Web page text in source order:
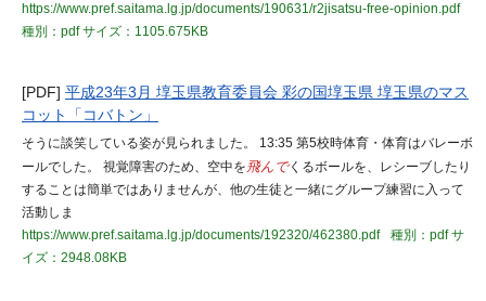
https://www.pref.saitama.lg.jp/documents/190631/r2jisatsu-free-opinion.pdf
種別：pdfサイズ：1105.675KB
[PDF] 平成23年3月 埻玉県教育委員会 彩の国埻玉県 埻玉県のマス
コット「コバトン」
そうに談笑している姿が見られました。 13:35 第5校時体育・体育はバレーボ
ールでした。 視覚障害のため、空中を飛んでくるボールを、レシーブしたり
することは簡単ではありませんが、他の生徒と一緒にグループ練習に入って
活動しま
https://www.pref.saitama.lg.jp/documents/192320/462380.pdf
種別：pdfサ
イズ：2948.08KB